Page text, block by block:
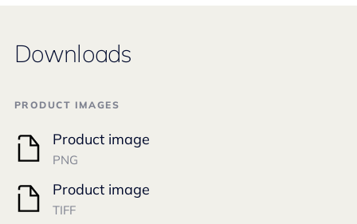
Downloads
PRODUCT IMAGES
Product image
PNG
Product image
TIFF